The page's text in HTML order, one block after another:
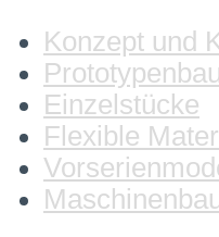
Konzept und
Einzelstücke
Flexible